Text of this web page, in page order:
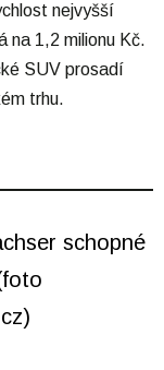
nejvyšší
na 1,2 milionu Kč.
SUV prosadí
trhu.